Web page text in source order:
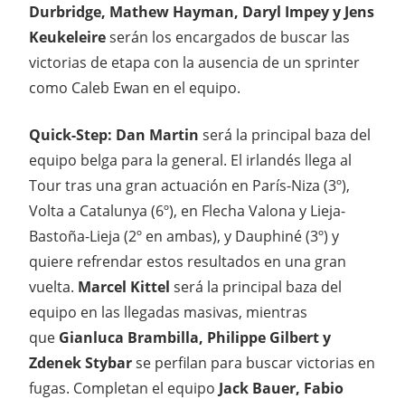
Durbridge, Mathew Hayman, Daryl Impey y Jens
Keukeleireserán los encargados de buscar las
victorias de etapa con la ausencia de un sprinter
como Caleb Ewan en el equipo.
Quick-Step: Dan Martin será la principal baza del
equipo belga para la general. El irlandés llega al
Tour tras una gran actuación en París-Niza (3º),
Volta a Catalunya (6º), en Flecha Valona y Lieja-
Bastoña-Lieja (2º en ambas), y Dauphiné (3º) y
quiere refrendar estos resultados en una gran
vuelta. Marcel Kittel será la principal baza del
equipo en las llegadas masivas, mientras
que Gianluca Brambilla, Philippe Gilbert y
Zdenek Stybarse perfilan para buscar victorias en
fugas. Completan el equipo Jack Bauer, Fabio